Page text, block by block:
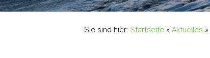
Sie sind hier: Startseite » Aktuelles »